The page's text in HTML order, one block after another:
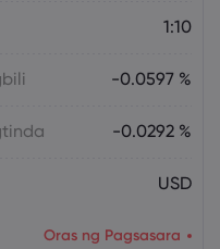
1:10
-0.0597 %
-0.0292 %
USD
Oras ng Pagsasara